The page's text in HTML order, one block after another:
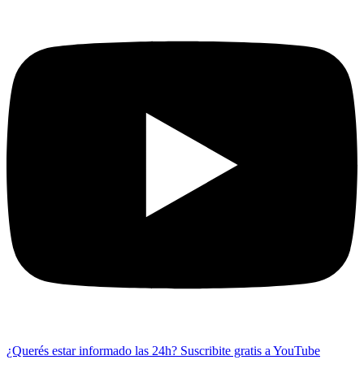
¿Querés estar informado las 24h? Suscribite gratis a YouTube